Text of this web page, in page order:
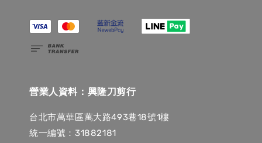
營業人資料：興隆刀剪行
台北市萬華區萬大路493巷18號1樓
統一編號：31882181